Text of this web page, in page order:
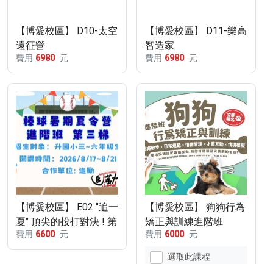
【博愛校區】 D10-太空
遠征營
費用 6980 元
【博愛校區】 D11-樂高
智造家
費用 6980 元
【博愛校區】 E02 "追一
夏" 頂尖的投打對決 ! 第
三梯 8/17-8/21
費用 6600 元
【博愛校區】 狗狗行為
矯正與訓練進階班
(115/8/15-115/9/5)
費用 6000 元
選取此課程